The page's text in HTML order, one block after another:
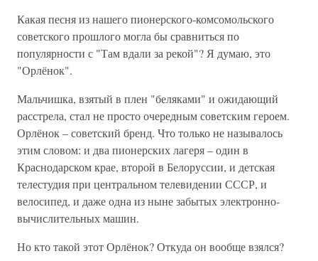
Какая песня из нашего пионерского-комсомольского
советского прошлого могла бы сравниться по
популярности с "Там вдали за рекой"? Я думаю, это
"Орлёнок".
Мальчишка, взятый в плен "беляками" и ожидающий
расстрела, стал не просто очередным советским героем.
Орлёнок – советский бренд. Что только не называлось
этим словом: и два пионерских лагеря – один в
Краснодарском крае, второй в Белоруссии, и детская
телестудия при центральном телевидении СССР, и
велосипед, и даже одна из ныне забытых электронно-
вычислительных машин.
Но кто такой этот Орлёнок? Откуда он вообще взялся?